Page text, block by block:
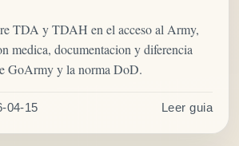
TDA y TDAH en el acceso al Army,
medica, documentacion y diferencia
GoArmy y la norma DoD.
04-15 Leer guia